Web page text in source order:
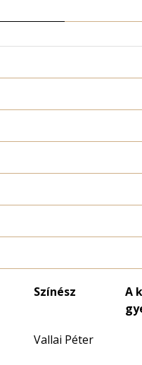
Színész
A
Vallai Péter